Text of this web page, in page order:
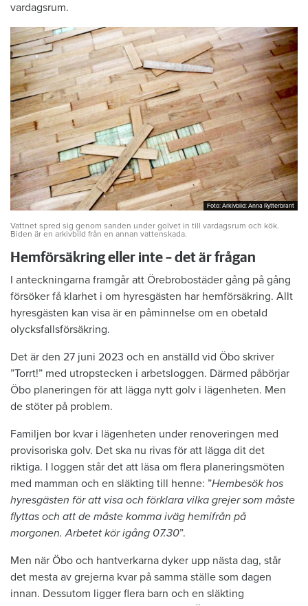
vardagsrum.
Foto: Arkivbild: Anna Rytterbrant
Foto: Arkivbild: Anna Rytterbrant
Vattnet spred sig genom sanden under golvet in till vardagsrum och kök.
Biden är en arkivbild från en annan vattenskada.
Hemförsäkring eller inte – det är frågan
I anteckningarna framgår att Örebrobostäder gång på gång
försöker få klarhet i om hyresgästen har hemförsäkring. Allt
hyresgästen kan visa är en påminnelse om en obetald
olycksfallsförsäkring.
Det är den 27 juni 2023 och en anställd vid Öbo skriver
”Torrt!” med utropstecken i arbetsloggen. Därmed påbörjar
Öbo planeringen för att lägga nytt golv i lägenheten. Men
de stöter på problem.
Familjen bor kvar i lägenheten under renoveringen med
provisoriska golv. Det ska nu rivas för att lägga dit det
riktiga. I loggen står det att läsa om flera planeringsmöten
med mamman och en släkting till henne: ”Hembesök hos
hyresgästen för att visa och förklara vilka grejer som måste
flyttas och att de måste komma iväg hemifrån på
morgonen. Arbetet kör igång 07.30”.
Men när Öbo och hantverkarna dyker upp nästa dag, står
det mesta av grejerna kvar på samma ställe som dagen
innan. Dessutom ligger flera barn och en släkting